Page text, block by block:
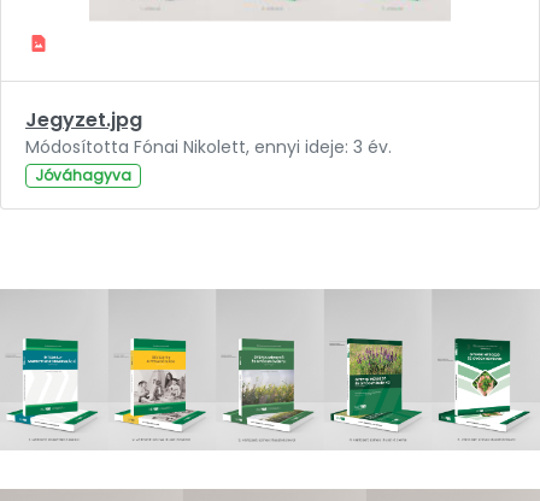
Jegyzet.jpg
Módosította Fónai Nikolett, ennyi ideje: 3 év.
Jóváhagyva